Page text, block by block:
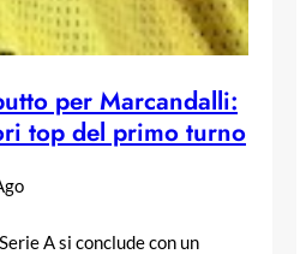
per Marcandalli:
top del primo turno
A si conclude con un